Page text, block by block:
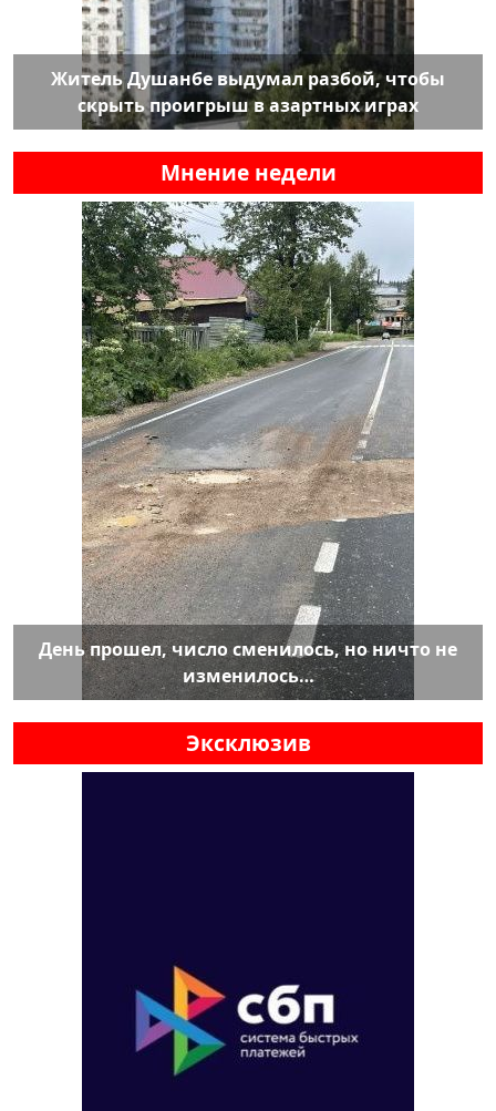
Житель Душанбе выдумал разбой, чтобы
скрыть проигрыш в азартных играх
Мнение недели
День прошел, число сменилось, но ничто не
изменилось…
Эксклюзив